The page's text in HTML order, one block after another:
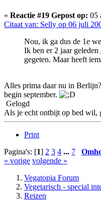
« Reactie #19 Gepost op: 05
Citaat van: Selly op 06 juli
Nou, ik ga dus de 1e
Ik ben er 2 jaar
gegeten. Maar heeft
Alles prima daar nu in
begin september.
Gelogd
Als je echt ontbijt op bed wil,
Print
Pagina's: [1] 2 3 4 ... 7
« vorige volgende »
Vegatopia Forum
Vegetarisch - special
Reizen